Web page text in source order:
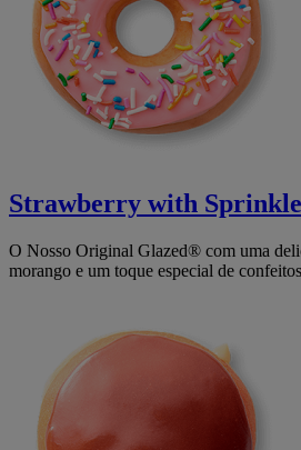
Strawberry with
O Nosso Original Glazed® com uma
morango e um toque especial de